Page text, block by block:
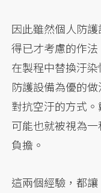
因此雖然個人防
得已才考慮的作
在製程中替換汙
防護設備為優的
對抗空汙的方式
可能也就被視為
負擔。
這兩個經驗，都